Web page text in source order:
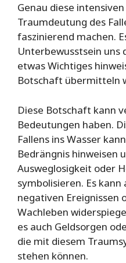
Genau diese
Traumdeutung des
faszinierend machen.
Unterbewusstsein uns
etwas Wichtiges
Botschaft übermitteln
Diese Botschaft kann
Bedeutungen haben.
Fallens ins Wasser
Bedrängnis hinweisen
Ausweglosigkeit oder
symbolisieren. Es
negativen Ereignissen
Wachleben
es auch Geldsorgen
die mit diesem
stehen können.